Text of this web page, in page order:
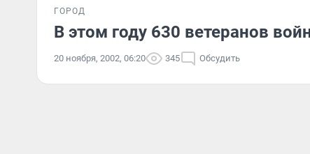
ГОРОД
В этом году 630 ветеранов
20 ноября, 2002, 06:20 345 Обсудить